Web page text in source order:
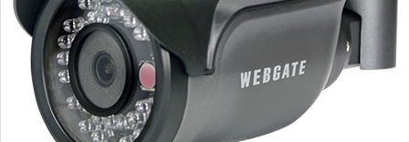
뉴스
광고
대리점
오시는길
PoC 솔루션
PoC DVR
PoC 카메라
AHD / TVI